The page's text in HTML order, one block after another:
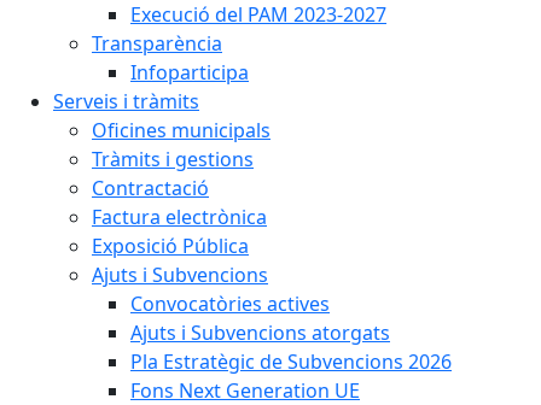
Execució del PAM 2023-2027
Transparència
Infoparticipa
Serveis i tràmits
Oficines municipals
Tràmits i gestions
Contractació
Factura electrònica
Exposició Pública
Ajuts i Subvencions
Convocatòries actives
Ajuts i Subvencions atorgats
Pla Estratègic de Subvencions 2026
Fons Next Generation UE